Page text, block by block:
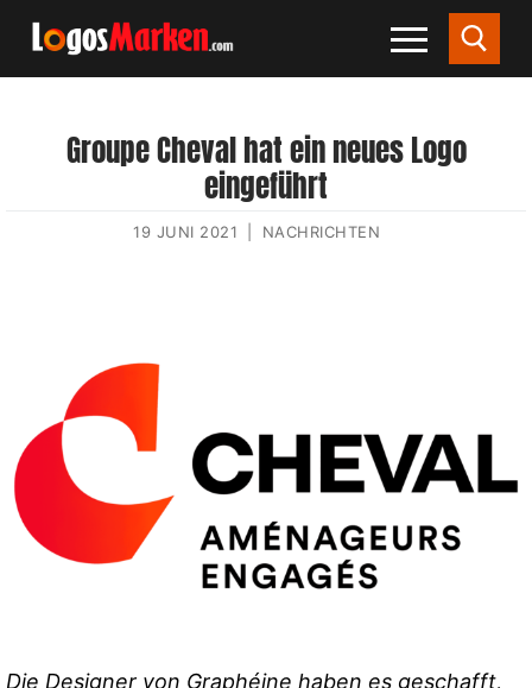
Groupe Cheval hat ein neues Logo
eingeführt
19 JUNI 2021 NACHRICHTEN
Die Designer von Graphéine haben es geschafft,